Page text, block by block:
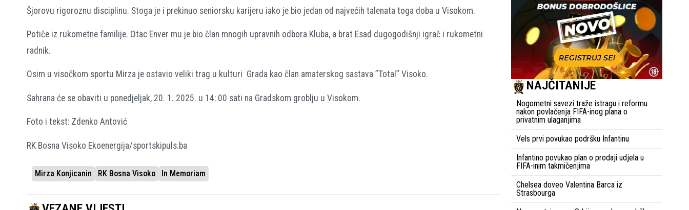
Šjorovu rigoroznu disciplinu. Stoga je i prekinuo seniorsku karijeru iako je bio jedan od najvećih talenata toga doba u Visokom.
Potiče iz rukometne familije. Otac Enver mu je bio član mnogih upravnih odbora Kluba, a brat Esad dugogodišnji igrač i rukometni
radnik.
Osim u visočkom sportu Mirza je ostavio veliki trag u kulturi Grada kao član amaterskog sastava ”Total” Visoko.
Sahrana će se obaviti u ponedjeljak, 20. 1. 2025. u 14: 00 sati na Gradskom groblju u Visokom.
Foto i tekst: Zdenko Antović
RK Bosna Visoko Ekoenergija/sportskipuls.ba
Mirza Konjicanin RK Bosna Visoko In Memoriam
NAJČITANIJE
Nogometni savezi traže istragu i reformu
nakon povlačenja FIFA-inog plana o
privatnim ulaganjima
Vels prvi povukao podršku Infantinu
Infantino povukao plan o prodaji udjela u
FIFA-inim takmičenjima
Chelsea doveo Valentina Barca iz
Strasbourga